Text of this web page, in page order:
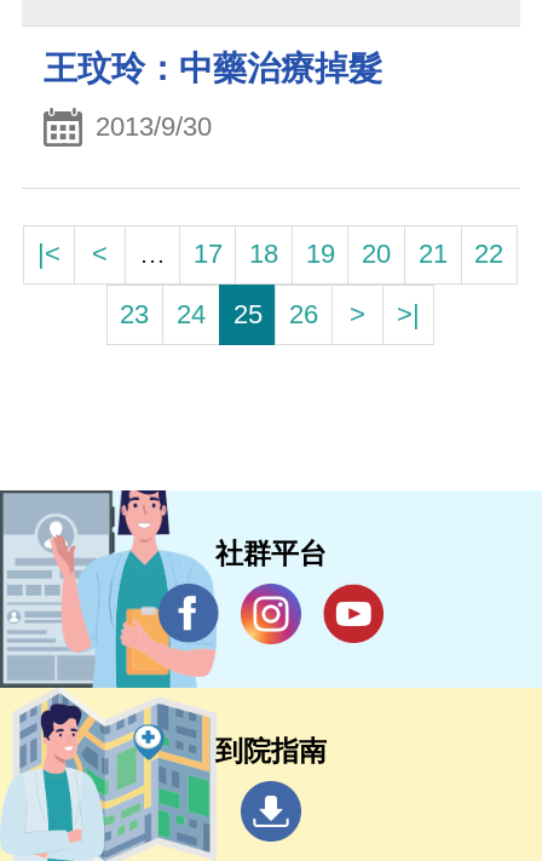
王玟玲：中藥治療掉髮
2013/9/30
|< < … 17 18 19 20 21
22
23
24 25 26 > >|
社群平台
到院指南